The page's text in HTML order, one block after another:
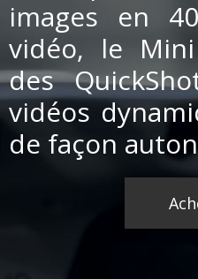
images en
vidéo, le
des
vidéos
de façon